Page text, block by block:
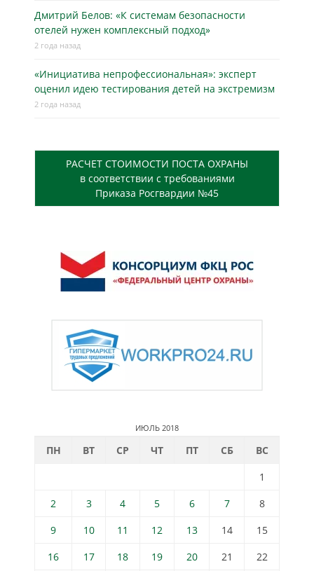
Дмитрий Белов: «К системам безопасности
отелей нужен комплексный подход»
2 года назад
«Инициатива непрофессиональная»: эксперт
оценил идею тестирования детей на экстремизм
2 года назад
РАСЧЕТ СТОИМОСТИ ПОСТА ОХРАНЫ
в соответствии с требованиями
Приказа Росгвардии №45
ИЮЛЬ 2018
ПН ВТ СР ЧТ ПТ СБ
ВС
1
2
3 4 5 6 7
8
9
10 11 12 13 14
15
16
17 18 19 20 21
22